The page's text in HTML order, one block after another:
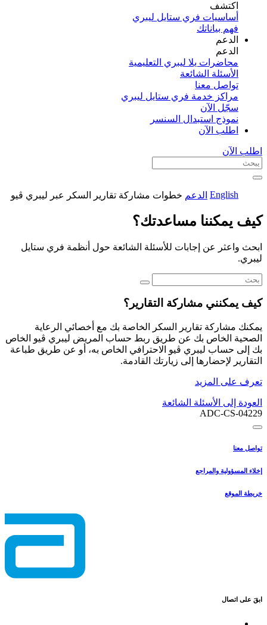
اكتشف​
أساسيات فري ستايل ليبري
فهم بياناتك
الدعم
الدعم
محاضرات يلا ليبري التعليمية
الأسئلة الشائعة
تواصل معنا
مراكز خدمة فري ستايل ليبري
سجّل الآن​
نموذج استبدال السنسر
اطلب الآن
اطلب الآن
English الدعم خطوات مشاركة تقارير السكر عبر ليبري ڤيو
كيف يمكننا مساعدتك؟
ابحث واعثر عن إجابات للأسئلة الشائعة حول أنظمة فري ستايل
ليبري.
كيف يمكنني مشاركة التقارير؟
يمكنك مشاركة تقارير السكر الخاصة بك مع أخصائي الرعاية
الصحية الخاص بك عن طريق ربط حساب المريض ليبري ڤيو الخاص
بك إلى حساب ليبري ڤيو الاحترافي الخاص به، أو عن طريق طباعة
التقارير لإحضارها إلى زيارتك القادمة.
تعرف على المزيد
العودة إلى الأسئلة الشائعة
ADC-CS-04229
تواصل معنا
إخلاء المسؤولية والمراجع
خريطة الموقع
ابقَ على اتصال